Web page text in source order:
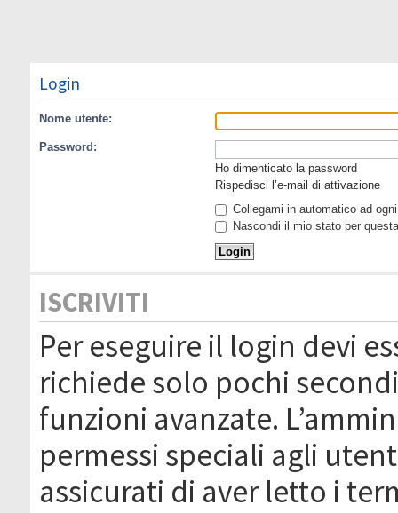
Login
Nome utente:
Password:
Ho dimenticato la password
Rispedisci l’e-mail di attivazione
Collegami in automatico ad
Nascondi il mio stato per
ISCRIVITI
Per eseguire il login devi
richiede solo pochi
funzioni avanzate.
permessi speciali agli
assicurati di aver letto i